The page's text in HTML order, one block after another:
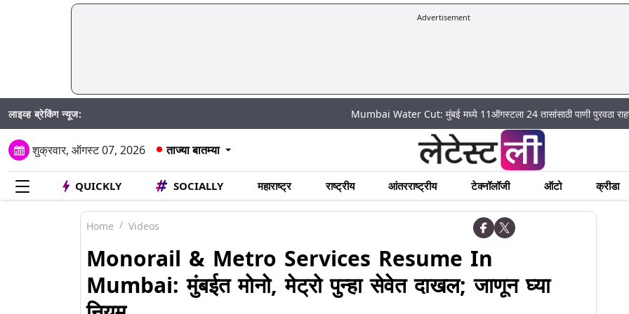
Advertisement
लाइव्ह ब्रेकिंग न्यूज: Mumbai Water Cut: मुंबई मध्ये 11ऑगस्टला 24 तासांसाठी पाणी पुरवठा राहणार बंद;
शुक्रवार, ऑगस्ट 07, 2026 ताज्या बातम्या
QUICKLY SOCIALLY महाराष्ट्र राष्ट्रीय आंतरराष्ट्रीय टेक्नॉलॉजी ऑटो क्रीडा
Home Videos
Monorail & Metro Services Resume In
Mumbai: मुंबईत मोनो, मेट्रो पुन्हा सेवेत दाखल; जाणून घ्या